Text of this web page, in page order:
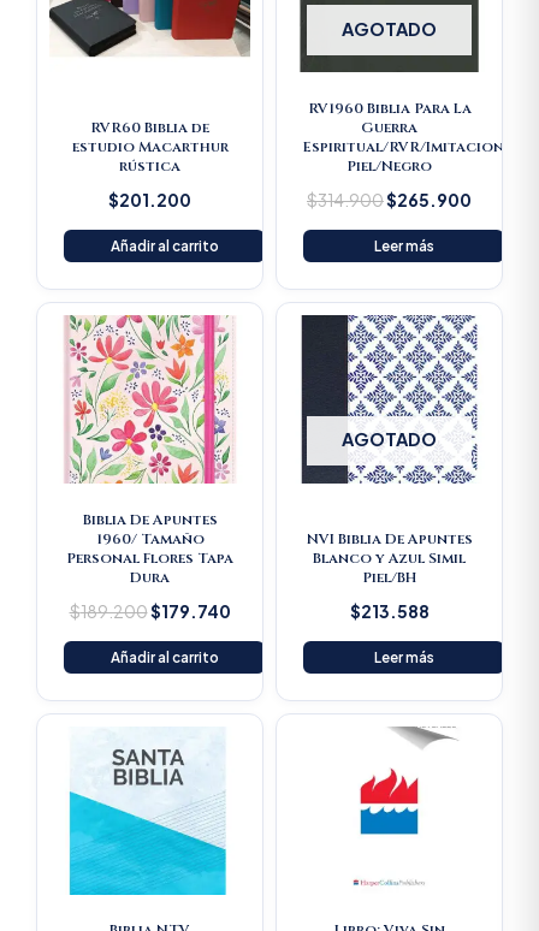
RVR60 Biblia de
estudio Macarthur
rústica
$201.200
Añadir al carrito
AGOTADO
RV1960 Biblia Para La
Guerra
Espiritual/RVR/Imitacion
Piel/Negro
$314.900$265.900
Leer más
Biblia De Apuntes
1960/ Tamaño
Personal Flores Tapa
Dura
$189.200
Original
price
was:
$189.200.
$179.740
Current
price
$179.740.
Añadir al carrito
AGOTADO
NVI Biblia De Apuntes
Blanco y Azul Simil
Piel/BH
$213.588
Leer más
Original
price
was:
$16.500.
Current
$15.675.